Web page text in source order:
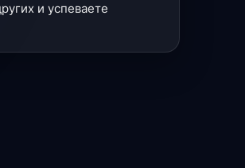
и успеваете